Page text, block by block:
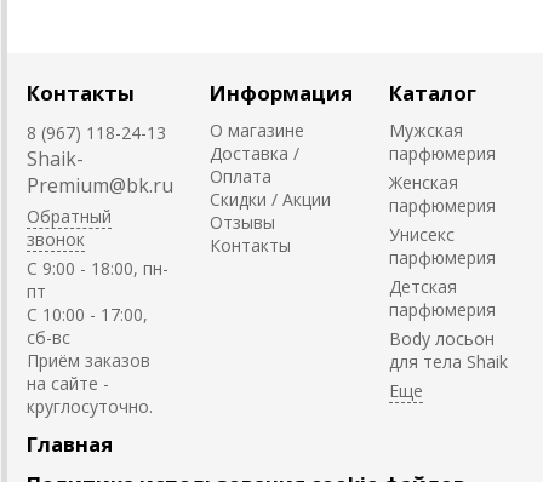
Контакты
8 (967) 118-24-13
Shaik-
Premium@bk.ru
Обратный
звонок
C 9:00 - 18:00, пн-
пт
С 10:00 - 17:00,
сб-вс
Приём заказов
на сайте -
круглосуточно.
Информация
О магазине
Доставка /
Оплата
Скидки / Акции
Отзывы
Контакты
Каталог
Мужская
парфюмерия
Женская
парфюмерия
Унисекс
парфюмерия
Детская
парфюмерия
Body лосьон
для тела Shaik
Главная